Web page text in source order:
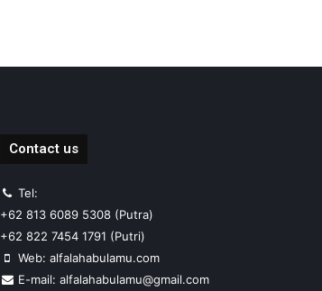
Contact us
Tel:
+62 813 6089 5308 (Putra)
+62 822 7454 1791 (Putri)
Web: alfalahabulamu.com
E-mail: alfalahabulamu@gmail.com